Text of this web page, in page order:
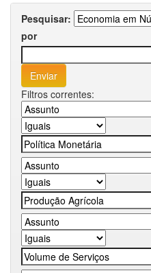
Pesquisar:
por
Filtros correntes: